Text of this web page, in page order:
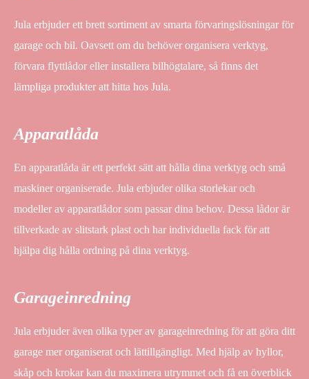
Jula erbjuder ett brett sortiment av smarta förvaringslösningar för
garage och bil. Oavsett om du behöver organisera verktyg,
förvara flyttlådor eller installera bilhögtalare, så finns det
lämpliga produkter att hitta hos Jula.
Apparatlåda
En apparatlåda är ett perfekt sätt att hålla dina verktyg och små
maskiner organiserade. Jula erbjuder olika storlekar och
modeller av apparatlådor som passar dina behov. Dessa lådor är
tillverkade av slitstark plast och har individuella fack för att
hjälpa dig hålla ordning på dina verktyg.
Garageinredning
Jula erbjuder även olika typer av garageinredning för att göra ditt
garage mer organiserat och lättillgängligt. Med hjälp av hyllor,
skåp och krokar kan du maximera utrymmet och få en överblick